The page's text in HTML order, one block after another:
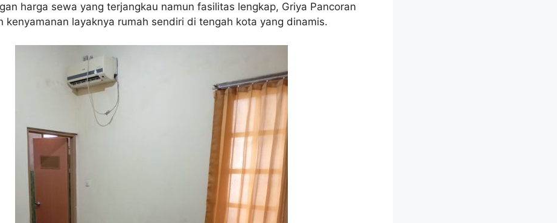
harga sewa yang terjangkau namun fasilitas lengkap, Griya Pancoran
kenyamanan layaknya rumah sendiri di tengah kota yang dinamis.